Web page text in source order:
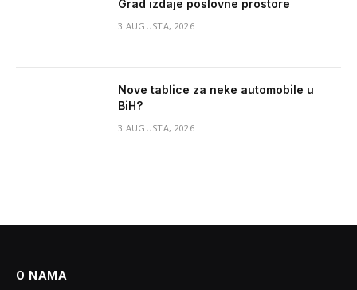
Grad izdaje poslovne prostore
3 AUGUSTA, 2026
Nove tablice za neke automobile u
BiH?
3 AUGUSTA, 2026
O NAMA